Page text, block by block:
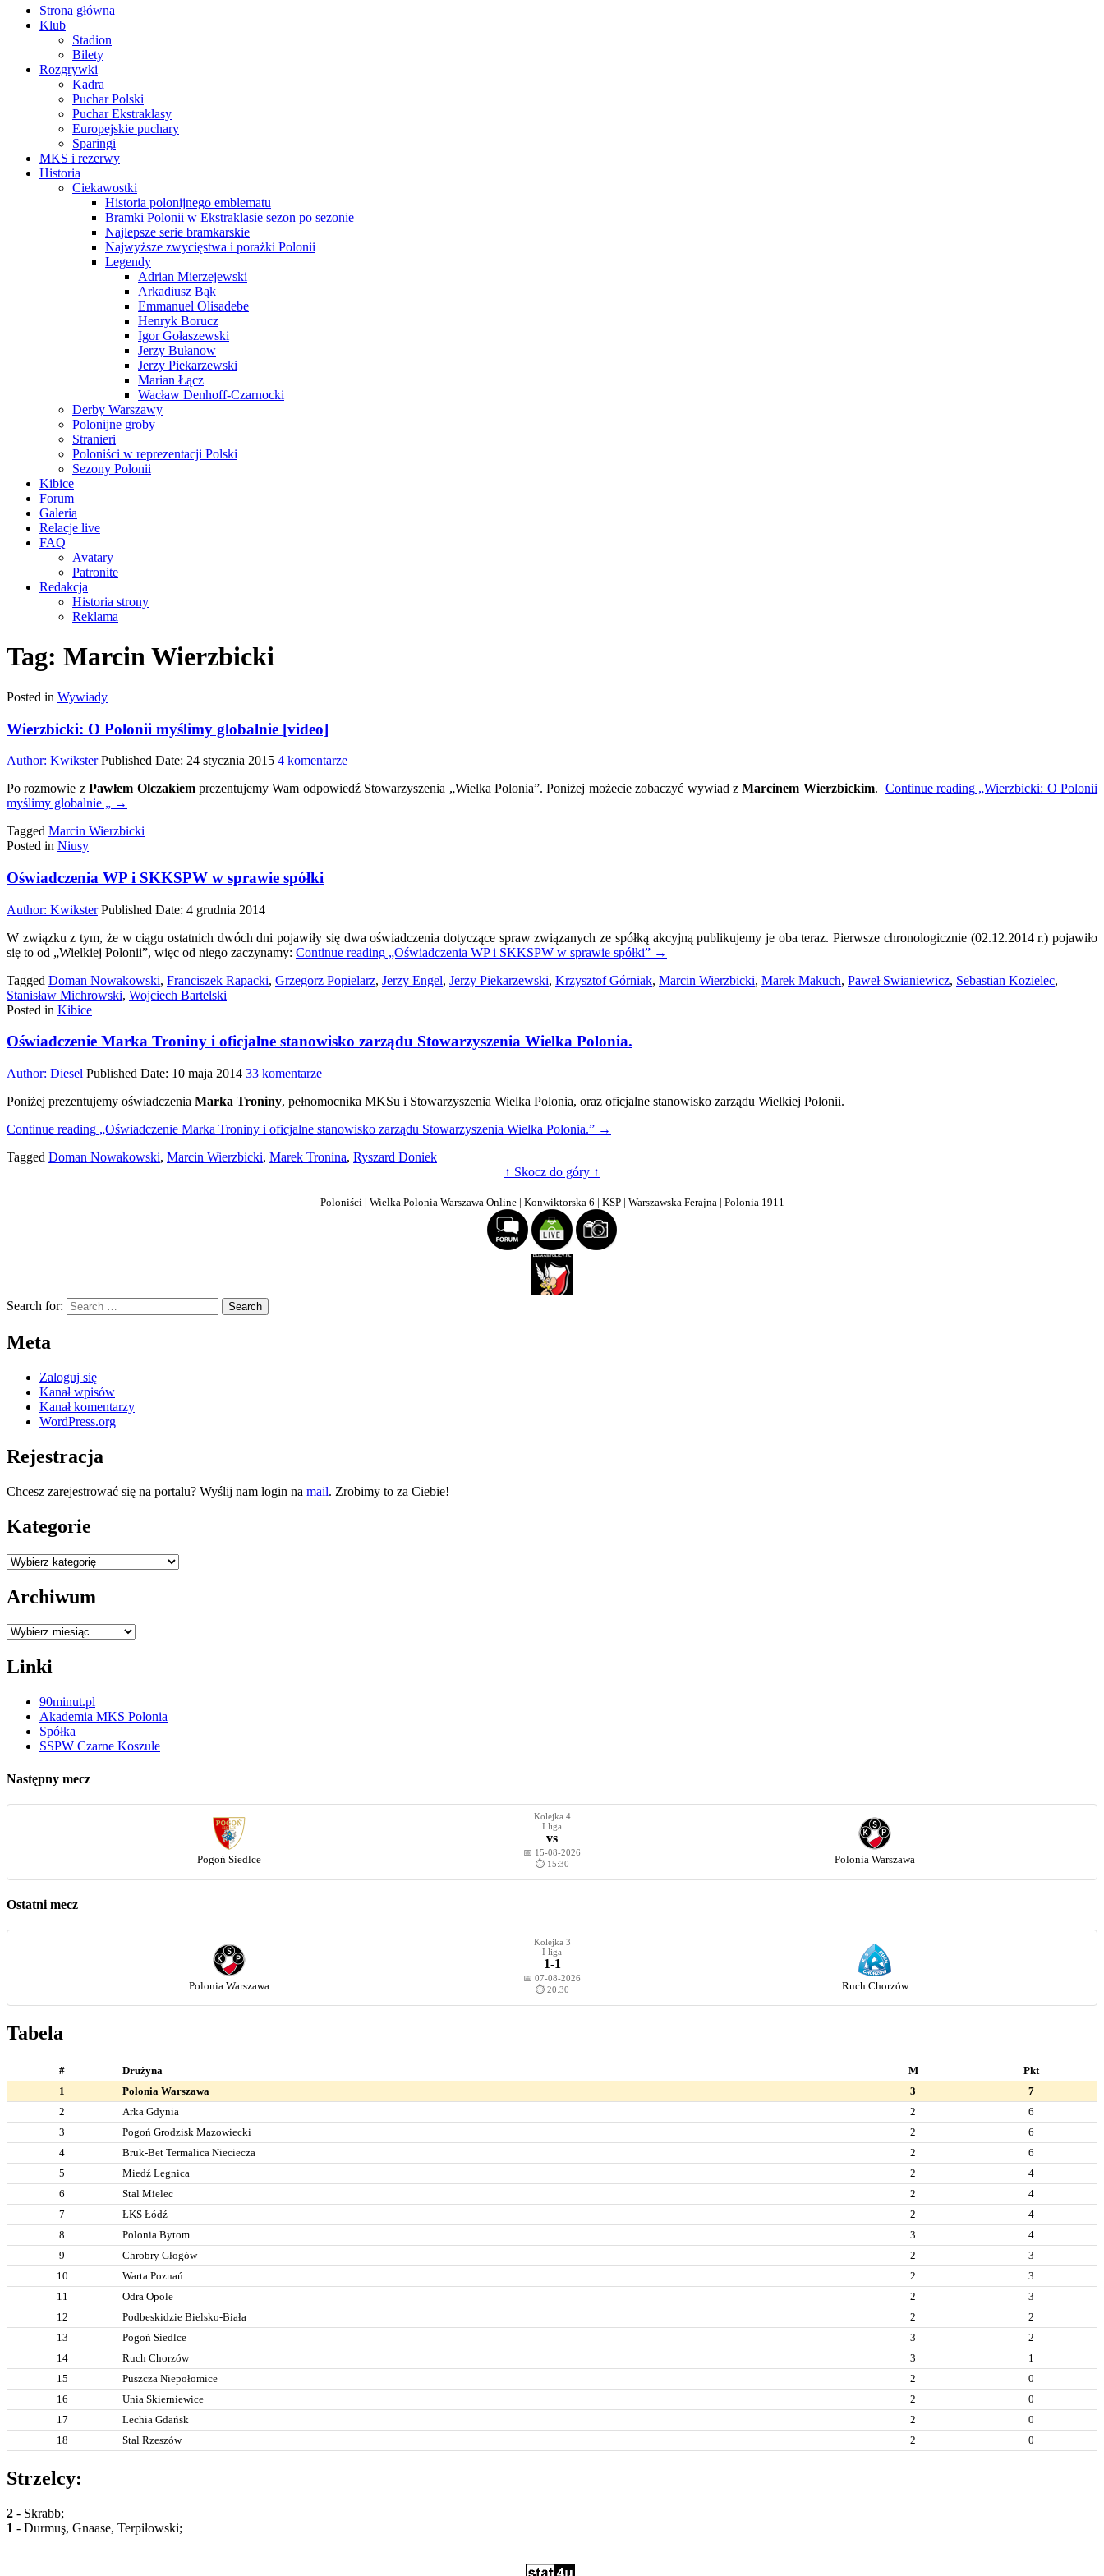
Strona główna
Klub
Stadion
Bilety
Rozgrywki
Kadra
Puchar Polski
Puchar Ekstraklasy
Europejskie puchary
Sparingi
MKS i rezerwy
Historia
Ciekawostki
Historia polonijnego emblematu
Bramki Polonii w Ekstraklasie sezon po sezonie
Najlepsze serie bramkarskie
Najwyższe zwycięstwa i porażki Polonii
Legendy
Adrian Mierzejewski
Arkadiusz Bąk
Emmanuel Olisadebe
Henryk Borucz
Igor Gołaszewski
Jerzy Bułanow
Jerzy Piekarzewski
Marian Łącz
Wacław Denhoff-Czarnocki
Derby Warszawy
Polonijne groby
Stranieri
Poloniści w reprezentacji Polski
Sezony Polonii
Kibice
Forum
Galeria
Relacje live
FAQ
Avatary
Patronite
Redakcja
Historia strony
Reklama
Tag: Marcin Wierzbicki
Posted in Wywiady
Wierzbicki: O Polonii myślimy globalnie [video]
Author: Kwikster Published Date: 24 stycznia 2015 4 komentarzedo
O
Po rozmowie zPawłem Olczakiemprezentujemy Wam odpowiedź Stowarzyszenia „Wielka Polonia”. Poniżej możecie zobaczyć wywiad zMarcinem Wierzbickim. Continue reading„Wierzbicki: O Polonii
myślimy globalnie „ →
Tagged Marcin Wierzbicki
Posted in Niusy
Oświadczenia WP i SKKSPW w sprawie spółki
Author: Kwikster Published Date: 4 grudnia 2014
W związku z tym, że w ciągu ostatnich dwóch dni pojawiły się dwa oświadczenia dotyczące spraw związanych ze spółką akcyjną publikujemy je oba teraz. Pierwsze chronologicznie (02.12.2014 r.) pojawiło
się to od „Wielkiej Polonii”, więc od niego zaczynamy: Continue reading „Oświadczenia WP i SKKSPW w sprawie spółki” →
Tagged Doman Nowakowski, Franciszek Rapacki, Grzegorz Popielarz, Jerzy Engel, Jerzy Piekarzewski, Krzysztof Górniak, Marcin Wierzbicki, Marek Makuch, Paweł Swianiewicz, Sebastian Kozielec,
Stanisław Michrowski, Wojciech Bartelski
Posted in Kibice
Oświadczenie Marka Troniny i oficjalne stanowisko zarządu Stowarzyszenia Wielka Polonia.
Author: Diesel Published Date: 10 maja 2014 33 komentarzedo
Marka
i
stanowisko
Wielka
Poniżej prezentujemy oświadczenia Marka Troniny, pełnomocnika MKSu i Stowarzyszenia Wielka Polonia, oraz oficjalne stanowisko zarządu Wielkiej Polonii.
Continue reading „Oświadczenie Marka Troniny i oficjalne stanowisko zarządu Stowarzyszenia Wielka Polonia.” →
Tagged Doman Nowakowski, Marcin Wierzbicki, Marek Tronina, Ryszard Doniek
↑ Skocz do góry ↑
Poloniści | Wielka Polonia Warszawa Online | Konwiktorska 6 | KSP | Warszawska Ferajna | Polonia 1911
Search for:
Meta
Zaloguj się
Kanał wpisów
Kanał komentarzy
WordPress.org
Rejestracja
Chcesz zarejestrować się na portalu? Wyślij nam login na mail. Zrobimy to za Ciebie!
Kategorie
Kategorie
Archiwum
Archiwum
Linki
90minut.pl
Akademia MKS Polonia
Spółka
SSPW Czarne Koszule
Następny mecz
Pogoń Siedlce
Kolejka 4
I liga
vs
📅 15-08-2026
⏱️ 15:30
Polonia Warszawa
Ostatni mecz
Polonia Warszawa
Kolejka 3
I liga
1-1
📅 07-08-2026
⏱️ 20:30
Ruch Chorzów
Tabela
# Drużyna M
Pkt
1
Polonia Warszawa 3
7
2
Arka Gdynia 2
6
3
Pogoń Grodzisk Mazowiecki 2
6
4
Bruk-Bet Termalica Nieciecza 2
6
5
Miedź Legnica 2
4
6
Stal Mielec 2
4
7
ŁKS Łódź 2
4
8
Polonia Bytom 3
4
9
Chrobry Głogów 2
3
10
Warta Poznań 2
3
11
Odra Opole 2
3
12
Podbeskidzie Bielsko-Biała 2
2
13
Pogoń Siedlce 3
2
14
Ruch Chorzów 3
1
15
Puszcza Niepołomice 2
0
16
Unia Skierniewice 2
0
17
Lechia Gdańsk 2
0
18
Stal Rzeszów 2 0
Strzelcy:
2 - Skrabb;
1 - Durmuş, Gnaase, Terpiłowski;